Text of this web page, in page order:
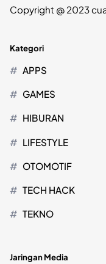
Copyright @ 2023
Kategori
APPS
GAMES
HIBURAN
LIFESTYLE
OTOMOTIF
TECH HACK
TEKNO
Jaringan Media